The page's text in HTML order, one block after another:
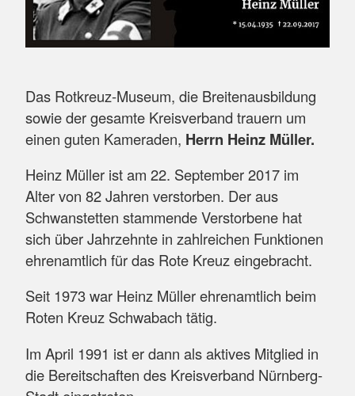
Das Rotkreuz-Museum, die Breitenausbildung
sowie der gesamte Kreisverband trauern um
einen guten Kameraden, Herrn Heinz Müller.
Heinz Müller ist am 22. September 2017 im
Alter von 82 Jahren verstorben. Der aus
Schwanstetten stammende Verstorbene hat
sich über Jahrzehnte in zahlreichen Funktionen
ehrenamtlich für das Rote Kreuz eingebracht.
Seit 1973 war Heinz Müller ehrenamtlich beim
Roten Kreuz Schwabach tätig.
Im April 1991 ist er dann als aktives Mitglied in
die Bereitschaften des Kreisverband Nürnberg-